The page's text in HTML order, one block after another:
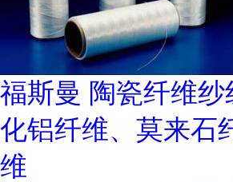
福斯曼 陶瓷纤维纱
化铝纤维、莫来石
维